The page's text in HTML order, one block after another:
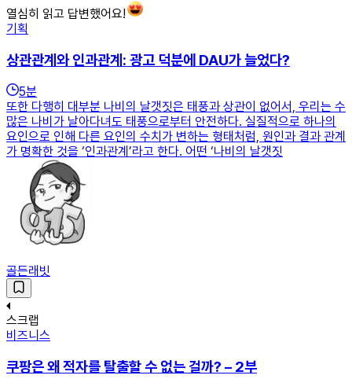
열심히 읽고 답변했어요!
기획
상관관계와 인과관계: 광고 덕분에 DAU가 늘었다?
5분
또한 다행히 대부분 나비의 날갯짓은 태풍과 상관이 없어서, 우리는 수
많은 나비가 날아다녀도 태풍으로부터 안전하다. 실질적으로 하나의
요인으로 인해 다른 요인의 수치가 변하는 형태처럼, 원인과 결과 관계
가 명확한 것을 ‘인과관계’라고 한다. 어떤 ‘나비의 날갯짓
골든래빗
스크랩
비즈니스
쿠팡은 왜 적자를 탈출할 수 없는 걸까? – 2부